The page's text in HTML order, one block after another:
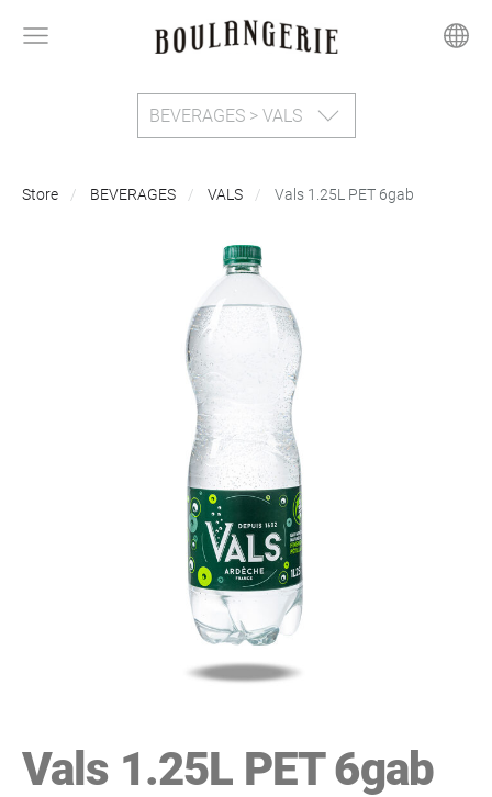
BEVERAGES > VALS
Store BEVERAGES VALS Vals 1.25L PET 6gab
Vals 1.25L PET 6gab